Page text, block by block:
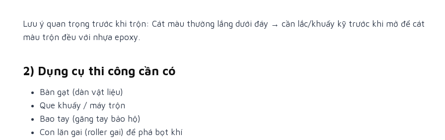
Lưu ý quan trọng trước khi trộn: Cát màu thường lắng dưới đáy → cần lắc/khuấy kỹ trước khi mở để cát
màu trộn đều với nhựa epoxy.
2) Dụng cụ thi công cần có
Bàn gạt (dàn vật liệu)
Que khuấy / máy trộn
Bao tay (găng tay bảo hộ)
Con lăn gai (roller gai) để phá bọt khí